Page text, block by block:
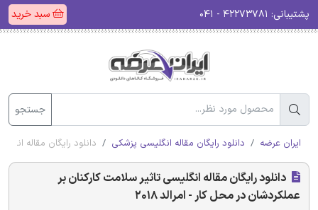
پشتیبانی: سبد خرید
جستجو
ایران عرضه دانلود رایگان مقاله انگلیسی پزشکی دانلود رایگان مقاله
دانلود رایگان مقاله انگلیسی تاثیر سلامت کارکنان بر
عملکردشان در محل کار - امرالد 2018